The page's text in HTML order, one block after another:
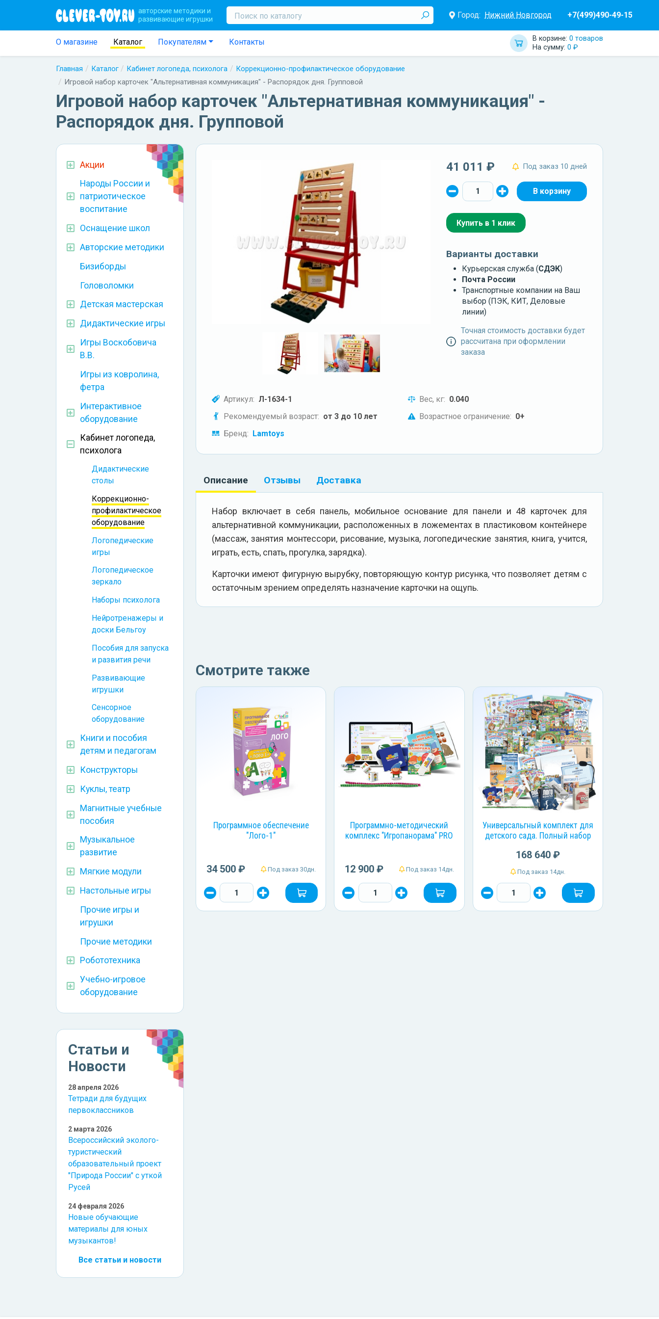
авторские методики и
развивающие игрушки
Город: Нижний Новгород +7(499)490-49-15
О магазине Каталог Покупателям Контакты В корзине: 0 товаров
На сумму: 0 ₽
Главная Каталог Кабинет логопеда, психолога
Коррекционно-профилактическое оборудование
Игровой набор карточек "Альтернативная коммуникация" - Распорядок дня. Групповой
Игровой набор карточек "Альтернативная коммуникация" -
Распорядок дня. Групповой
Акции
Народы России и
патриотическое
воспитание
Оснащение школ
Авторские методики
Бизиборды
Головоломки
Детская мастерская
Дидактические игры
Игры Воскобовича
В.В.
Игры из ковролина,
фетра
Интерактивное
оборудование
Кабинет логопеда,
психолога
Дидактические
столы
Коррекционно-
профилактическое
оборудование
Логопедические
игры
Логопедическое
зеркало
Наборы психолога
Нейротренажеры и
доски Бельгоу
Пособия для запуска
и развития речи
Развивающие
игрушки
Сенсорное
оборудование
Книги и пособия
детям и педагогам
Конструкторы
Куклы, театр
Магнитные учебные
пособия
Музыкальное
развитие
Мягкие модули
Настольные игры
Прочие игры и
игрушки
Прочие методики
Робототехника
Учебно-игровое
оборудование
Статьи и
Новости
28 апреля 2026
Тетради для будущих
первоклассников
2 марта 2026
Всероссийский эколого-
туристический
образовательный проект
"Природа России" с уткой
Русей
24 февраля 2026
Новые обучающие
материалы для юных
музыкантов!
Все статьи и новости
41 011 ₽ Под заказ 10 дней
Купить в 1 клик
Варианты доставки
Курьерская служба (СДЭК)
Почта России
Транспортные компании на Ваш
выбор (ПЭК, КИТ, Деловые
линии)
Точная стоимость доставки будет
рассчитана при оформлении
заказа
Артикул: Л-1634-1
Рекомендуемый возраст: от 3 до 10 лет
Бренд: Lamtoys
Вес, кг: 0.040
Возрастное ограничение: 0+
Описание Отзывы Доставка
Набор включает в себя панель, мобильное основание для панели и 48 карточек для
альтернативной коммуникации, расположенных в ложементах в пластиковом контейнере
(массаж, занятия монтессори, рисование, музыка, логопедические занятия, книга, учится,
играть, есть, спать, прогулка, зарядка).
Карточки имеют фигурную вырубку, повторяющую контур рисунка, что позволяет детям с
остаточным зрением определять назначение карточки на ощупь.
Смотрите также
Программное обеспечение
"Лого-1"
34 500 ₽ Под заказ 30дн.
Программно-методический
комплекс "Игропанорама" PRO
12 900 ₽ Под заказ 14дн.
Универсальгный комплект для
детского сада. Полный набор
168 640 ₽
Под заказ 14дн.